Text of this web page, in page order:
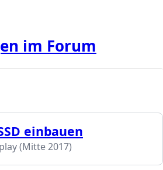
im Forum
einbauen
(Mitte 2017)